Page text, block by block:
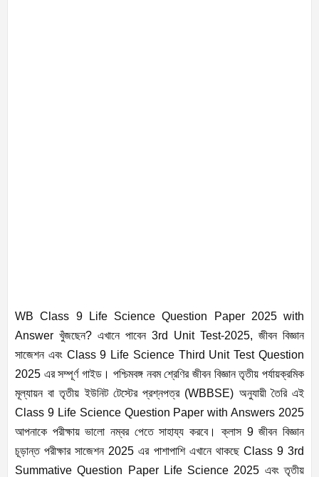
WB Class 9 Life Science Question Paper 2025 with
Answer খুঁজছেন? এখানে পাবেন 3rd Unit Test-2025, জীবন বিজ্ঞান
সাজেশন এবং Class 9 Life Science Third Unit Test Question
2025 এর সম্পূর্ণ গাইড। পশ্চিমবঙ্গ নবম শ্রেণির জীবন বিজ্ঞান তৃতীয় পর্যায়ক্রমিক
মূল্যায়ন বা তৃতীয় ইউনিট টেস্টের প্রশ্নপত্র (WBBSE) অনুযায়ী তৈরি এই
Class 9 Life Science Question Paper with Answers 2025
আপনাকে পরীক্ষায় ভালো নম্বর পেতে সাহায্য করবে। ক্লাস 9 জীবন বিজ্ঞান
চূড়ান্ত পরীক্ষার সাজেশন 2025 এর পাশাপাশি এখানে থাকছে Class 9 3rd
Summative Question Paper Life Science 2025 এবং তৃতীয়